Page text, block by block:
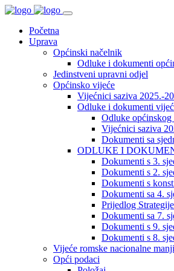
Početna
Uprava
Općinski načelnik
Odluke i dokumenti
Jedinstveni upravni odjel
Općinsko vijeće
Vijećnici saziva 2025.-
Odluke i dokumenti
Odluke općinskog
Vijećnici saziva
Dokumenti sa
ODLUKE I
Dokumenti s 3.
Dokumenti s 2.
Dokumenti s
Dokumenti sa 4.
Prijedlog
Dokumenti sa 7.
Dokumenti s 9.
Dokumenti s 8.
Vijeće romske nacionalne
Opći podaci